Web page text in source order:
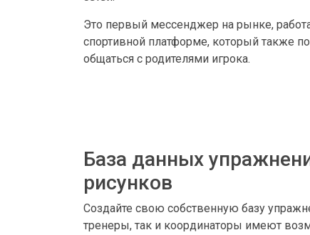
Это первый мессенджер на рынке,
спортивной платформе, который также
общаться с родителями игрока.
База данных
рисунков
Создайте свою собственную базу
тренеры, так и координаторы имеют